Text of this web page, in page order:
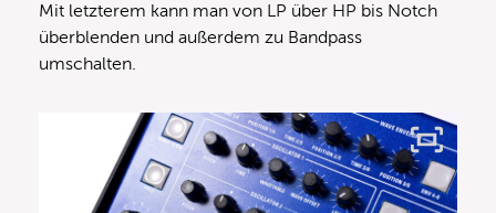
Mit letzterem kann man von LP über HP bis Notch
überblenden und außerdem zu Bandpass
umschalten.